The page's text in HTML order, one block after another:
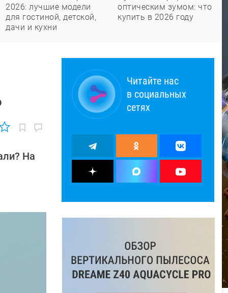
2026: лучшие модели
для гостиной, детской,
дачи и кухни
оптическим зумом: что
купить в 2026 году
На
Читайте нас
в социальных
сетях